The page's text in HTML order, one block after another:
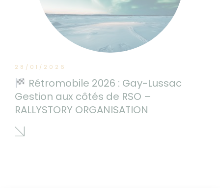
28/01/2026
Rétromobile 2026 : Gay-Lussac
Gestion aux côtés de RSO –
RALLYSTORY ORGANISATION